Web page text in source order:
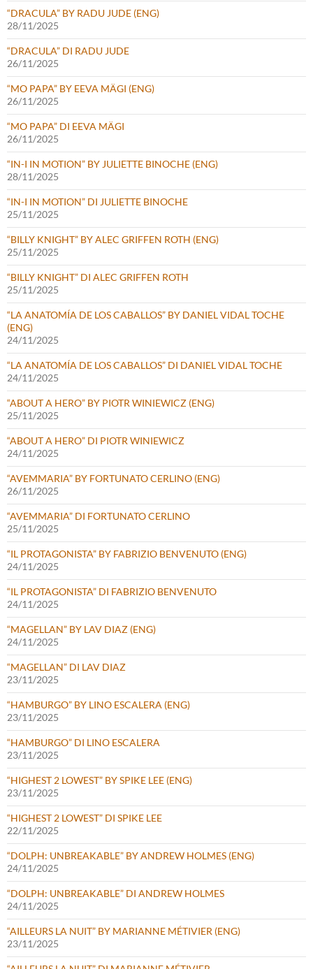
“DRACULA” BY RADU JUDE (ENG)
28/11/2025
“DRACULA” DI RADU JUDE
26/11/2025
“MO PAPA” BY EEVA MÄGI (ENG)
26/11/2025
“MO PAPA” DI EEVA MÄGI
26/11/2025
“IN-I IN MOTION” BY JULIETTE BINOCHE (ENG)
28/11/2025
“IN-I IN MOTION” DI JULIETTE BINOCHE
25/11/2025
“BILLY KNIGHT” BY ALEC GRIFFEN ROTH (ENG)
25/11/2025
“BILLY KNIGHT” DI ALEC GRIFFEN ROTH
25/11/2025
“LA ANATOMÍA DE LOS CABALLOS” BY DANIEL VIDAL TOCHE
(ENG)
24/11/2025
“LA ANATOMÍA DE LOS CABALLOS” DI DANIEL VIDAL TOCHE
24/11/2025
“ABOUT A HERO” BY PIOTR WINIEWICZ (ENG)
25/11/2025
“ABOUT A HERO” DI PIOTR WINIEWICZ
24/11/2025
“AVEMMARIA” BY FORTUNATO CERLINO (ENG)
26/11/2025
“AVEMMARIA” DI FORTUNATO CERLINO
25/11/2025
“IL PROTAGONISTA” BY FABRIZIO BENVENUTO (ENG)
24/11/2025
“IL PROTAGONISTA” DI FABRIZIO BENVENUTO
24/11/2025
“MAGELLAN” BY LAV DIAZ (ENG)
24/11/2025
“MAGELLAN” DI LAV DIAZ
23/11/2025
“HAMBURGO” BY LINO ESCALERA (ENG)
23/11/2025
“HAMBURGO” DI LINO ESCALERA
23/11/2025
“HIGHEST 2 LOWEST” BY SPIKE LEE (ENG)
23/11/2025
“HIGHEST 2 LOWEST” DI SPIKE LEE
22/11/2025
“DOLPH: UNBREAKABLE” BY ANDREW HOLMES (ENG)
24/11/2025
“DOLPH: UNBREAKABLE” DI ANDREW HOLMES
24/11/2025
“AILLEURS LA NUIT” BY MARIANNE MÉTIVIER (ENG)
23/11/2025